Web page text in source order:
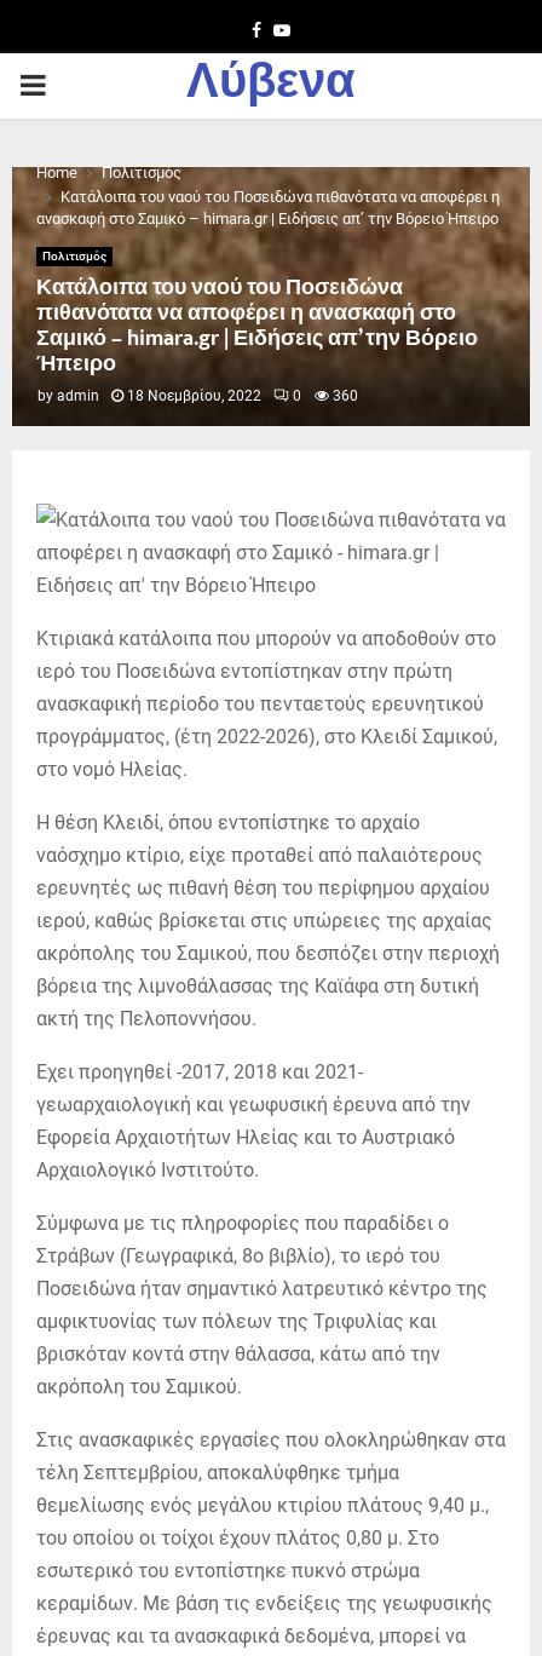
Facebook
Youtube
PRIMARY
Λύβενα
Home
Πολιτισμός
Κατάλοιπα του ναού του Ποσειδώνα πιθανότατα να αποφέρει η
ανασκαφή στο Σαμικό – himara.gr | Ειδήσεις απ’ την Βόρειο Ήπειρο
Πολιτισμός
Κατάλοιπα του ναού του Ποσειδώνα
πιθανότατα να αποφέρει η ανασκαφή στο
Σαμικό – himara.gr | Ειδήσεις απ’ την Βόρειο
Ήπειρο
by admin 18 Νοεμβρίου, 2022 0 360
Kτιριακά κατάλοιπα που μπορούν να αποδοθούν στο
ιερό του Ποσειδώνα εντοπίστηκαν στην πρώτη
ανασκαφική περίοδο του πενταετούς ερευνητικού
προγράμματος, (έτη 2022-2026), στο Κλειδί Σαμικού,
στο νομό Ηλείας.
Η θέση Κλειδί, όπου εντοπίστηκε το αρχαίο
ναόσχημο κτίριο, είχε προταθεί από παλαιότερους
ερευνητές ως πιθανή θέση του περίφημου αρχαίου
ιερού, καθώς βρίσκεται στις υπώρειες της αρχαίας
ακρόπολης του Σαμικού, που δεσπόζει στην περιοχή
βόρεια της λιμνοθάλασσας της Καϊάφα στη δυτική
ακτή της Πελοποννήσου.
Εχει προηγηθεί -2017, 2018 και 2021-
γεωαρχαιολογική και γεωφυσική έρευνα από την
Εφορεία Αρχαιοτήτων Ηλείας και το Αυστριακό
Αρχαιολογικό Ινστιτούτο.
Σύμφωνα με τις πληροφορίες που παραδίδει ο
Στράβων (Γεωγραφικά, 8o βιβλίο), το ιερό του
Ποσειδώνα ήταν σημαντικό λατρευτικό κέντρο της
αμφικτυονίας των πόλεων της Τριφυλίας και
βρισκόταν κοντά στην θάλασσα, κάτω από την
ακρόπολη του Σαμικού.
Στις ανασκαφικές εργασίες που ολοκληρώθηκαν στα
τέλη Σεπτεμβρίου, αποκαλύφθηκε τμήμα
θεμελίωσης ενός μεγάλου κτιρίου πλάτους 9,40 μ.,
του οποίου οι τοίχοι έχουν πλάτος 0,80 μ. Στο
εσωτερικό του εντοπίστηκε πυκνό στρώμα
κεραμίδων. Με βάση τις ενδείξεις της γεωφυσικής
έρευνας και τα ανασκαφικά δεδομένα, μπορεί να